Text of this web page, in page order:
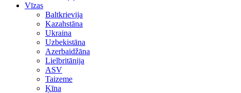
Vīzas
Baltkrievija
Kazahstāna
Ukraina
Uzbekistāna
Azerbaidžāna
Lielbritānija
ASV
Taizeme
Ķīna